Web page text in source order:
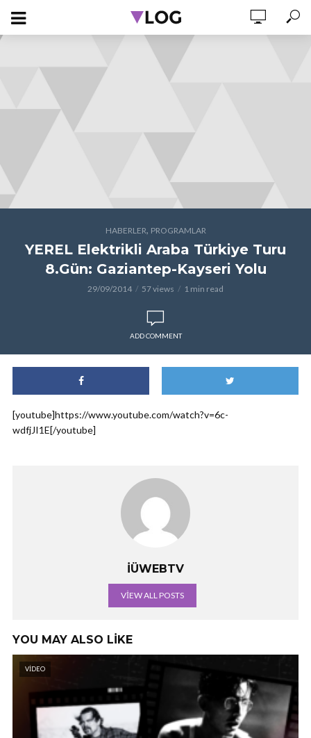
HABERLER, PROGRAMLAR
YEREL Elektrikli Araba Türkiye Turu
8.Gün: Gaziantep-Kayseri Yolu
29/09/2014 57 views 1 min read
ADD COMMENT
[youtube]https://www.youtube.com/watch?v=6c-
wdfjJI1E[/youtube]
İÜWEBTV
VIEW ALL POSTS
YOU MAY ALSO LIKE
VIDEO